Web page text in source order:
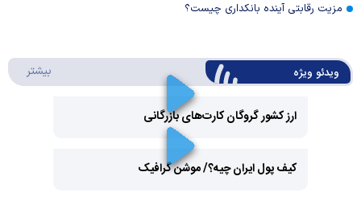
مزیت رقابتی آینده بانکداری چیست؟
ویدئو ویژه بیشتر
ارز کشور گروگان کارت‌های بازرگانی
کیف پول ایران چیه؟/ موشن گرافیک